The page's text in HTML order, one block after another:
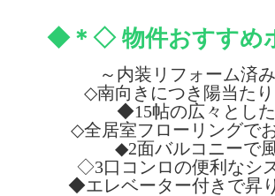
◆＊◇ 物件おすす
～内装リフォーム済
◇南向きにつき陽当た
◆15帖の広々とした
◇全居室フローリングで
◆2面バルコニーで
◇3口コンロの便利なシ
◆エレベーター付きで昇